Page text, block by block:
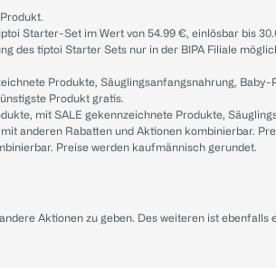
Starter-Set im Wert von 54.99 €, einlösbar bis
des tiptoi Starter Sets nur in der BIPA Filiale
Produkte, Säuglingsanfangsnahrung,
Produkt gratis.
mit SALE gekennzeichnete Produkte,
anderen Rabatten und Aktionen kombinierbar.
Preise werden kaufmännisch gerundet.
Aktionen zu geben. Des weiteren ist